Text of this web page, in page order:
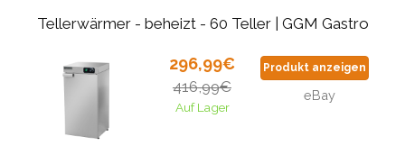
Tellerwärmer - beheizt - 60 Teller | GGM Gastro
296,99€
416,99€
Auf Lager
Produkt anzeigen
eBay